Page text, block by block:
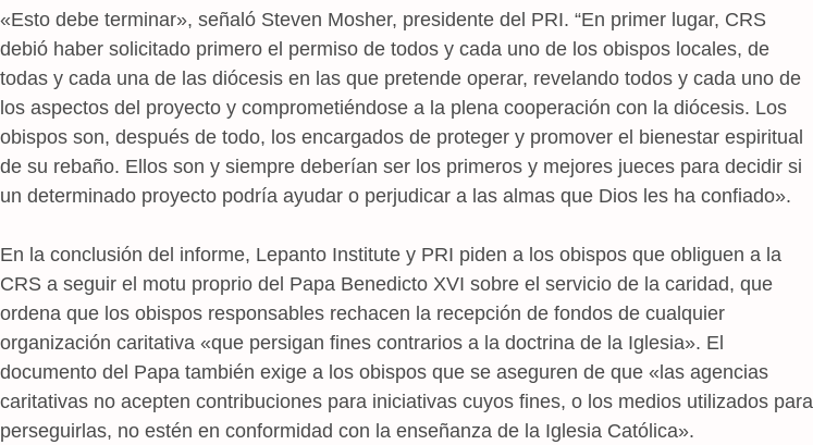
«Esto debe terminar», señaló Steven Mosher, presidente del PRI. “En primer lugar, CRS
debió haber solicitado primero el permiso de todos y cada uno de los obispos locales, de
todas y cada una de las diócesis en las que pretende operar, revelando todos y cada uno de
los aspectos del proyecto y comprometiéndose a la plena cooperación con la diócesis. Los
obispos son, después de todo, los encargados de proteger y promover el bienestar espiritual
de su rebaño. Ellos son y siempre deberían ser los primeros y mejores jueces para decidir si
un determinado proyecto podría ayudar o perjudicar a las almas que Dios les ha confiado».
En la conclusión del informe, Lepanto Institute y PRI piden a los obispos que obliguen a la
CRS a seguir el motu proprio del Papa Benedicto XVI sobre el servicio de la caridad, que
ordena que los obispos responsables rechacen la recepción de fondos de cualquier
organización caritativa «que persigan fines contrarios a la doctrina de la Iglesia». El
documento del Papa también exige a los obispos que se aseguren de que «las agencias
caritativas no acepten contribuciones para iniciativas cuyos fines, o los medios utilizados para
perseguirlas, no estén en conformidad con la enseñanza de la Iglesia Católica».